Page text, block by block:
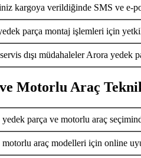
kargoya verildiğinde SMS ve e-
parça montaj işlemleri için
dışı müdahaleler Arora yedek
Motorlu Araç
parça ve motorlu araç
motorlu araç modelleri için online